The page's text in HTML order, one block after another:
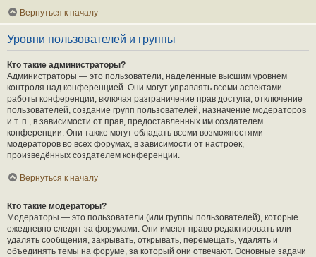
Вернуться к началу
Уровни пользователей и группы
Кто такие администраторы?
Администраторы — это пользователи, наделённые высшим уровнем
контроля над конференцией. Они могут управлять всеми аспектами
работы конференции, включая разграничение прав доступа, отключение
пользователей, создание групп пользователей, назначение модераторов
и т. п., в зависимости от прав, предоставленных им создателем
конференции. Они также могут обладать всеми возможностями
модераторов во всех форумах, в зависимости от настроек,
произведённых создателем конференции.
Вернуться к началу
Кто такие модераторы?
Модераторы — это пользователи (или группы пользователей), которые
ежедневно следят за форумами. Они имеют право редактировать или
удалять сообщения, закрывать, открывать, перемещать, удалять и
объединять темы на форуме, за который они отвечают. Основные задачи